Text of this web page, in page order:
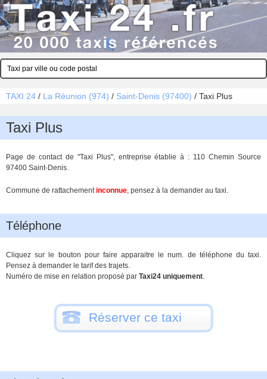
TAXI 24 / La Réunion (974) / Saint-Denis (97400) / Taxi Plus
Taxi Plus
Page de contact de "Taxi Plus", entreprise établie à : 110 Chemin Source
97400 Saint-Denis.
Commune de rattachementinconnue, pensez à la demander au taxi.
Téléphone
Cliquez sur le bouton pour faire apparaitre le num. de téléphone du taxi.
Pensez à demander le tarif des trajets.
Numéro de mise en relation proposé par Taxi24 uniquement.
Réserver ce taxi